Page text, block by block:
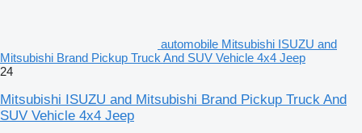
automobile Mitsubishi ISUZU and
Mitsubishi Brand Pickup Truck And SUV Vehicle 4x4 Jeep
24
Mitsubishi ISUZU and Mitsubishi Brand Pickup Truck And
SUV Vehicle 4x4 Jeep